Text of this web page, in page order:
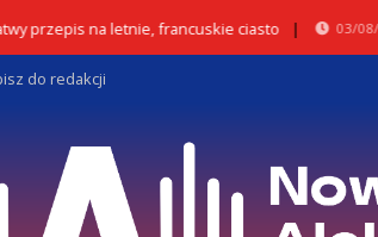
na letnie, francuskie ciasto 03/08/2026
do redakcji